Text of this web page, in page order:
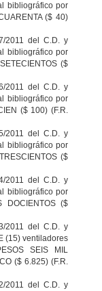
bibliográfico por
($ 40)
2011 del C.D. y
bibliográfico por
($
2011 del C.D. y
bibliográfico por
($ 100) (F.R.
2011 del C.D. y
bibliográfico por
($
2011 del C.D. y
bibliográfico por
DOCIENTOS ($
2011 del C.D. y
(15) ventiladores
SEIS MIL
($ 6.825) (F.R.
2011 del C.D. y